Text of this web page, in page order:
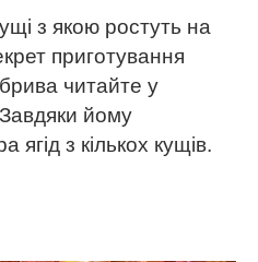
з якою ростуть на
приготування
читайте у
Завдяки йому
ягід з кількох кущів.